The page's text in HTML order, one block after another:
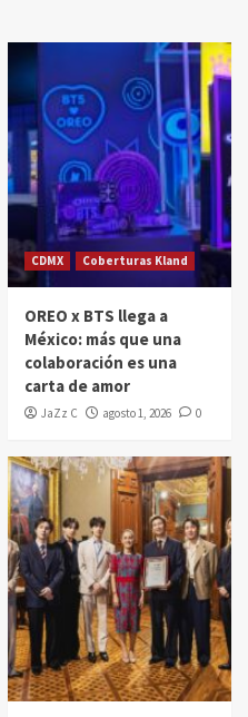
CDMX Coberturas Kland
OREO x BTS llega a
México: más que una
colaboración es una
carta de amor
JaZz C agosto 1, 2026 0